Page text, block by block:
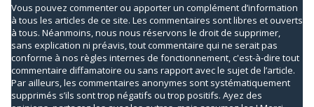
Vous pouvez commenter ou apporter un complément d’information
à tous les articles de ce site. Les commentaires sont libres et ouverts
à tous. Néanmoins, nous nous réservons le droit de supprimer,
sans explication ni préavis, tout commentaire qui ne serait pas
conforme à nos règles internes de fonctionnement, c'est-à-dire tout
commentaire diffamatoire ou sans rapport avec le sujet de l’article.
Par ailleurs, les commentaires anonymes sont systématiquement
supprimés s’ils sont trop négatifs ou trop positifs. Ayez des